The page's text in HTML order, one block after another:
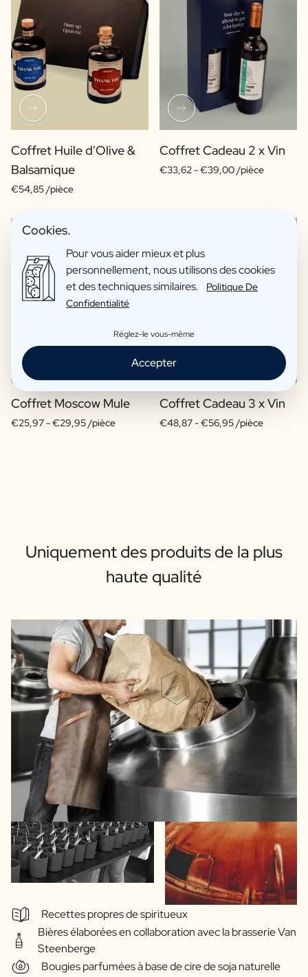
Coffret Huile d'Olive &
Balsamique
€54,85 /pièce
Coffret Cadeau 2 x Vin
€33,62 -€39,00 /pièce
Coffret Moscow Mule
€25,97 -€29,95 /pièce
Coffret Cadeau 3 x Vin
€48,87 -€56,95 /pièce
Uniquement des produits de la plus
haute qualité
Recettes propres de spiritueux
Bières élaborées en collaboration avec la brasserie Van
Steenberge
Bougies parfumées à base de cire de soja naturelle
Cookies.
Pour vous aider mieux et plus
personnellement, nous utilisons des cookies
et des techniques similaires.
Politique De
Confidentialité
Réglez-le vous-même
Accepter